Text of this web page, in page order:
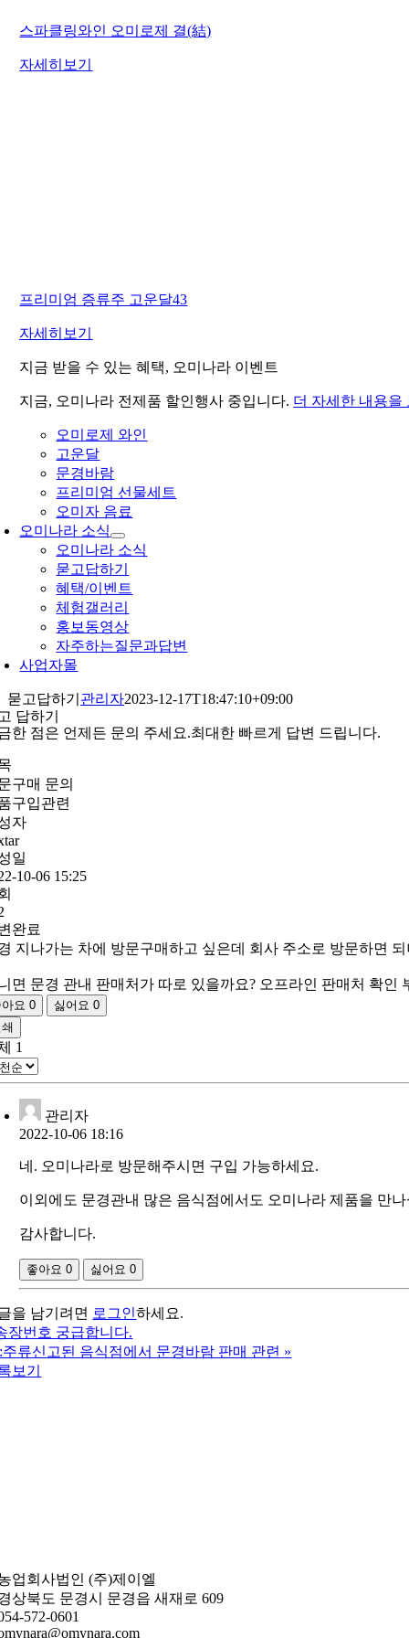
스파클링와인 오미로제 결(結)
자세히보기
프리미엄 증류주 고운달43
자세히보기
지금 받을 수 있는 혜택, 오미나라 이벤트
지금, 오미나라 전제품 할인행사 중입니다. 더 자세한 내용
오미로제 와인
고운달
문경바람
프리미엄 선물세트
오미자 음료
오미나라 소식
오미나라 소식
묻고답하기
혜택/이벤트
체험갤러리
홍보동영상
자주하는질문과답변
사업자몰
묻고답하기 관리자2023-12-17T18:47:10+09:00
답하기
한 점은 언제든 문의 주세요.최대한 빠르게 답변 드립니다.
구매 문의
구입관련
자
일
10-06 15:25
완료
지나가는 차에 방문구매하고 싶은데 회사 주소로 방문하면 되
면 문경 관내 판매처가 따로 있을까요? 오프라인 판매처 확인
아요0 싫어요0
1
관리자
2022-10-06 18:16
네. 오미나라로 방문해주시면 구입 가능하세요.
이외에도 문경관내 많은 음식점에서도 오미나라 제품을 만
감사합니다.
좋아요0 싫어요0
을 남기려면 로그인하세요.
장번호 궁급합니다.
주류신고된 음식점에서 문경바람 판매 관련 »
보기
업회사법인 (주)제이엘
상북도 문경시 문경읍 새재로 609
572-0601